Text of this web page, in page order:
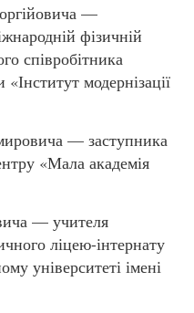
—
фізичній
співробітника
модернізації
— заступника
«Мала академія
— учителя
ліцею-інтернату
університеті імені